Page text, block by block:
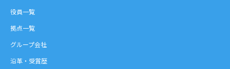
役員一覧
拠点一覧
グループ会社
沿革・受賞歴